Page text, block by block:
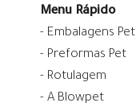
Menu Rápido
- Embalagens Pet
- Preformas Pet
- Rotulagem
- A Blowpet